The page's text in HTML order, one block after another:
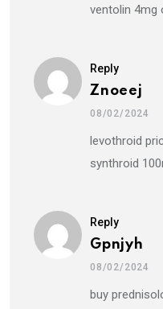
ventolin 4mg
Reply
Znoeej
08/02/2024
levothroid
synthroid
Reply
Gpnjyh
08/02/2024
buy